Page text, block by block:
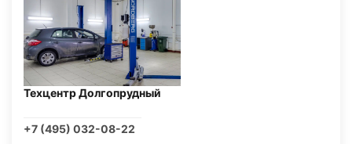
Техцентр Долгопрудный
+7 (495) 032-08-22